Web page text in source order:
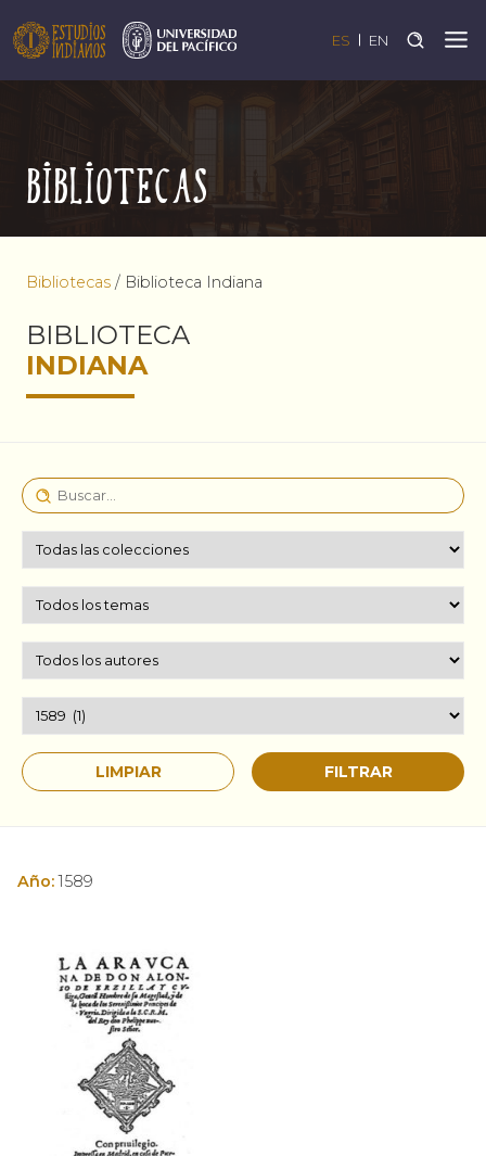
ES EN
Bibliotecas
Bibliotecas / Biblioteca Indiana
BIBLIOTECA
INDIANA
Año:1589